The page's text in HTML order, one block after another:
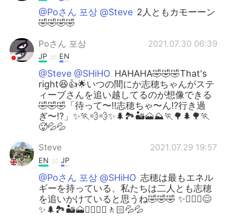
@Poさん 포상 @Steve 2人ともカモーーン
🤣🤣🤣🤣
Poさん 포상 2021.07.30 06:39
JP EN
@Steve @SHiHO HAHAHA🤣🤣🤣That's
right😆👍🌟いつの間にか志穂ちゃんがステ
ィーブさんを追い越してるのが想像できる
🤣🤣🤣「待って〜‼️志穂ちゃ〜ん⁉️行き過
ぎ〜⁉️」✨🏃💨💨✨🌲🏞️🏜️🗻⛰️🏃🌳🌲🌳🏃
🥵💦💦
Steve 2021.07.29 19:57
EN JP
@Poさん 포상 @SHiHO 志穂は最もエネル
ギーを持っている、私たちは二人とも志穂
を追いかけていると思うね🤣🤣🤣 ✨🏃🏻‍♀️😌
✨🌲🏞️🏜️🗻⛰️🚶🏻‍♀️🚶🏻💦💦